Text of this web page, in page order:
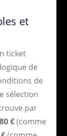
et
ticket
de
de
sélection
par
€(comme